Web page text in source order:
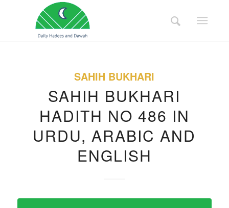
SAHIH BUKHARI
SAHIH BUKHARI
HADITH NO 486 IN
URDU, ARABIC AND
ENGLISH